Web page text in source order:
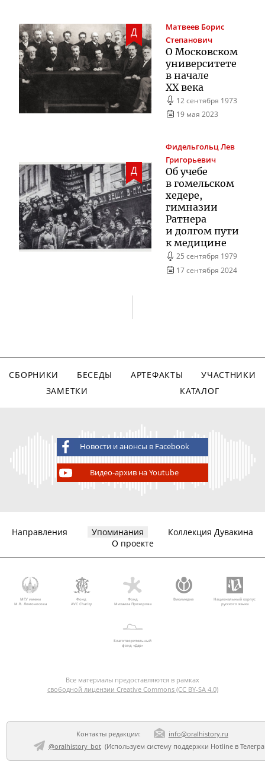
Д Матвеев Борис
Степанович
О Московском
университете
в начале
XX века
12 сентября 1973
19 мая 2023
Д
ФидельгольцЛев
Григорьевич
Об учебе
в гомельском
хедере,
гимназии
Ратнера
и долгом пути
к медицине
25 сентября 1979
17 сентября 2024
СБОРНИКИ БЕСЕДЫ АРТЕФАКТЫ
УЧАСТНИКИ
ЗАМЕТКИ
КАТАЛОГ
Новости и анонсы в Facebook
Видео-архив на Youtube
Направления Упоминания
Коллекция Дувакина
О проекте
МГУ имени
М.В. Ломоносова
Фонд
AVC Charity
Фонд
Михаила Прохорова
Викимедиа
Национальный корпус
русского языка
Благотворительный
фонд «Дар»
Все материалы предоставляются в рамках
свободной лицензии Creative Commons (CC BY-SA 4.0)
Контакты редакции:
info@oralhistory.ru
@oralhistory_bot(Используем систему поддержки Hotline в